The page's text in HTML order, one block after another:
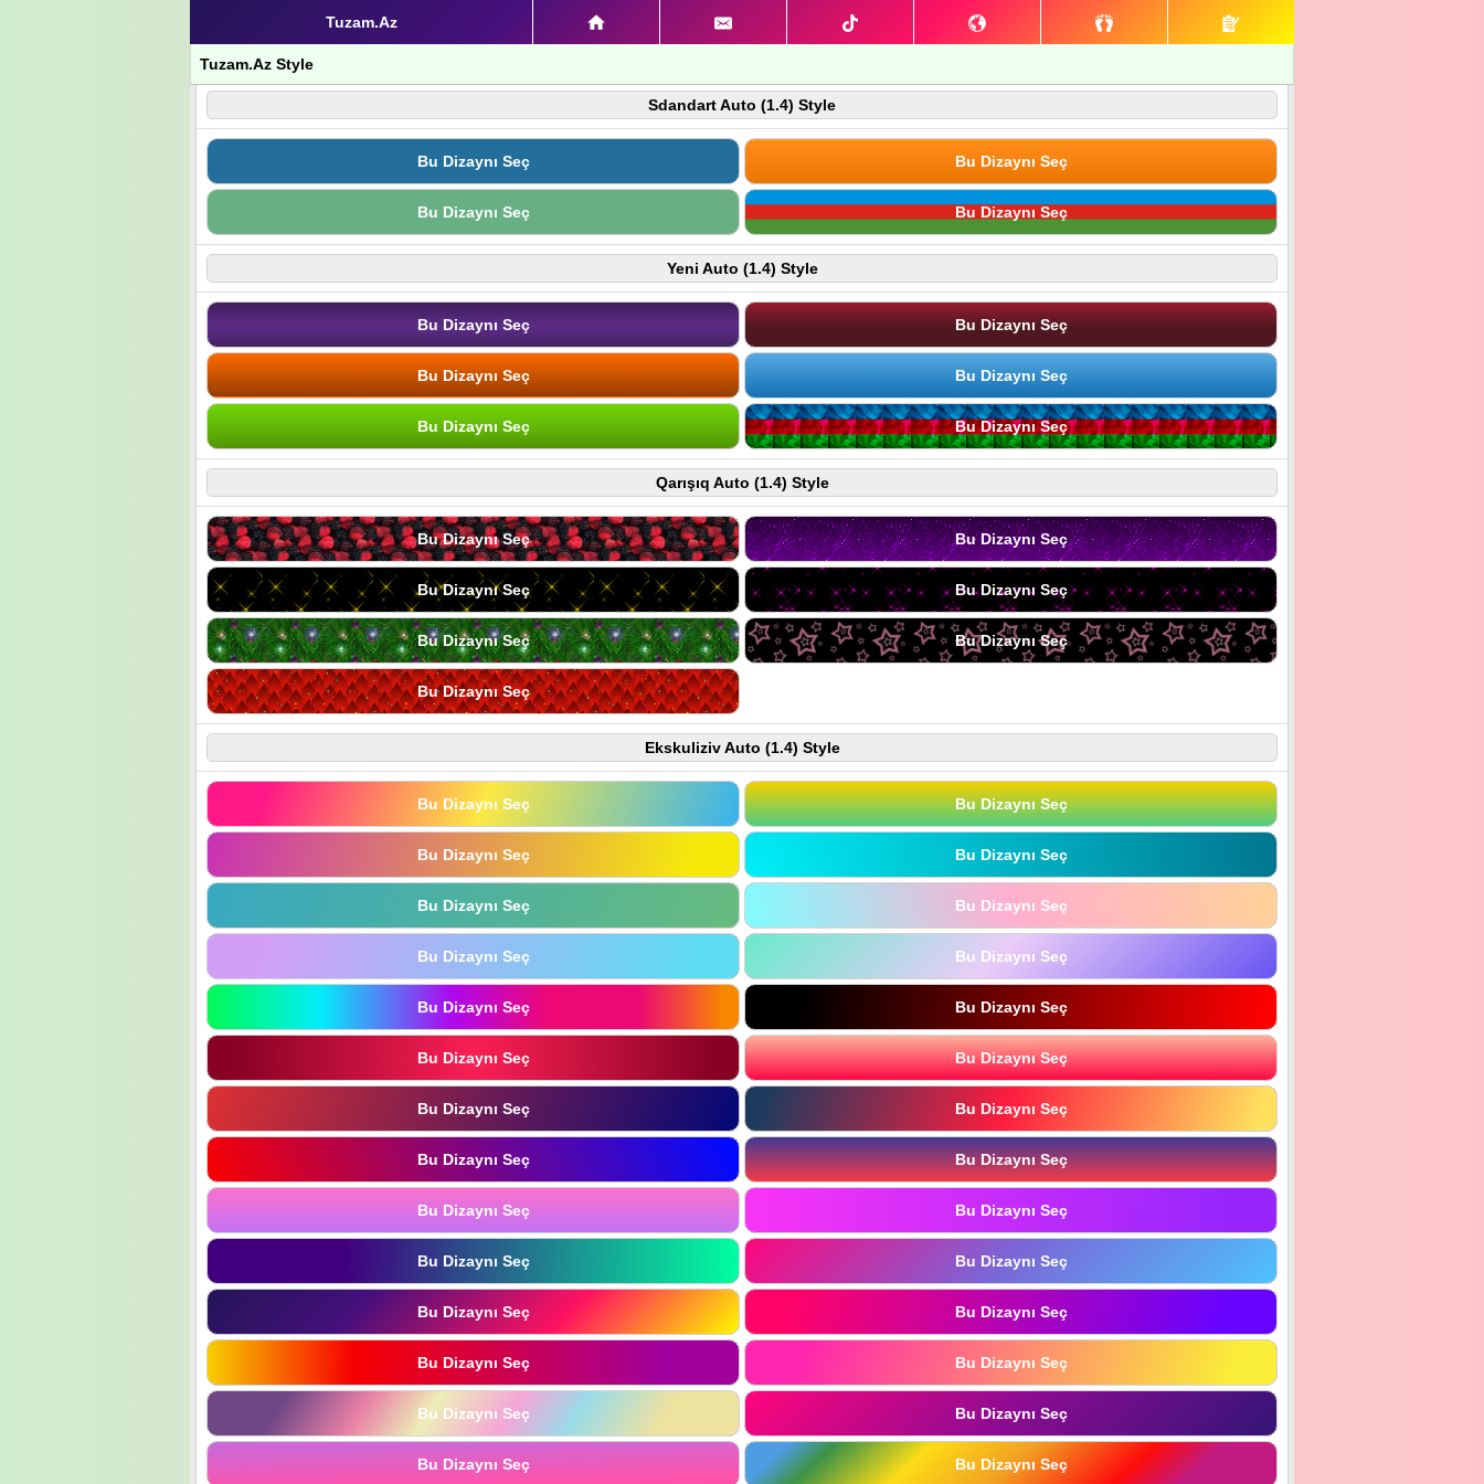
Tuzam.Az
Tuzam.Az Style
Sdandart Auto (1.4) Style
Bu Dizaynı Seç Bu Dizaynı Seç
Bu Dizaynı Seç Bu Dizaynı Seç
Yeni Auto (1.4) Style
Bu Dizaynı Seç Bu Dizaynı Seç
Bu Dizaynı Seç Bu Dizaynı Seç
Bu Dizaynı Seç Bu Dizaynı Seç
Qarışıq Auto (1.4) Style
Bu Dizaynı Seç Bu Dizaynı Seç
Bu Dizaynı Seç Bu Dizaynı Seç
Bu Dizaynı Seç Bu Dizaynı Seç
Bu Dizaynı Seç
Ekskuliziv Auto (1.4) Style
Bu Dizaynı Seç Bu Dizaynı Seç
Bu Dizaynı Seç Bu Dizaynı Seç
Bu Dizaynı Seç Bu Dizaynı Seç
Bu Dizaynı Seç Bu Dizaynı Seç
Bu Dizaynı Seç Bu Dizaynı Seç
Bu Dizaynı Seç Bu Dizaynı Seç
Bu Dizaynı Seç Bu Dizaynı Seç
Bu Dizaynı Seç Bu Dizaynı Seç
Bu Dizaynı Seç Bu Dizaynı Seç
Bu Dizaynı Seç Bu Dizaynı Seç
Bu Dizaynı Seç Bu Dizaynı Seç
Bu Dizaynı Seç Bu Dizaynı Seç
Bu Dizaynı Seç Bu Dizaynı Seç
Bu Dizaynı Seç Bu Dizaynı Seç